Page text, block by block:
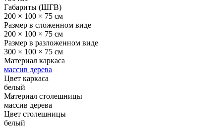
Габариты (ШГВ)
200 × 100 × 75 см
Размер в сложенном виде
200 × 100 × 75 см
Размер в разложенном виде
300 × 100 × 75 см
Материал каркаса
массив дерева
Цвет каркаса
белый
Материал столешницы
массив дерева
Цвет столешницы
белый